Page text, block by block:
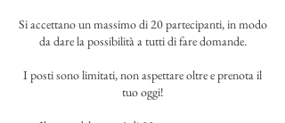
Si accettano un massimo di 20 partecipanti, in modo
da dare la possibilità a tutti di fare domande.
I posti sono limitati, non aspettare oltre e prenota il
tuo oggi!